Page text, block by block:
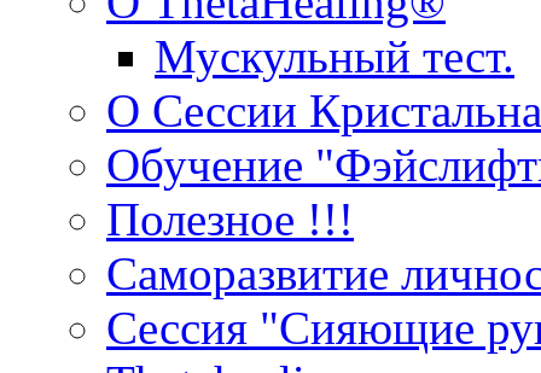
Мускульный тест.
О Сессии
Обучение
Полезное !!!
Саморазвитие
Сессия "Сияющие